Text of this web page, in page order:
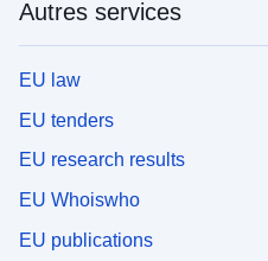
Autres services
EU law
EU tenders
EU research results
EU Whoiswho
EU publications